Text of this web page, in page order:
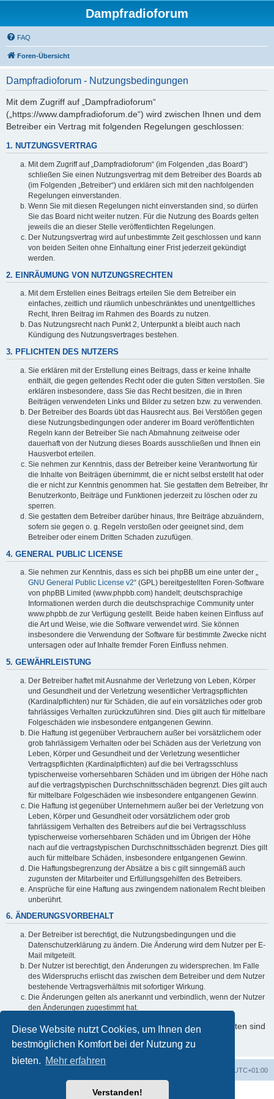
Diese Website nutzt Cookies, um Ihnen den
bestmöglichen Komfort bei der Nutzung zu
bieten. Mehr erfahren
Verstanden!
Dampfradioforum
FAQ
Foren-Übersicht
Dampfradioforum - Nutzungsbedingungen
Mit dem Zugriff auf „Dampfradioforum“
(„https://www.dampfradioforum.de“) wird zwischen Ihnen und dem
Betreiber ein Vertrag mit folgenden Regelungen geschlossen:
1. NUTZUNGSVERTRAG
Mit dem Zugriff auf „Dampfradioforum“ (im Folgenden „das Board“)
schließen Sie einen Nutzungsvertrag mit dem Betreiber des Boards ab
(im Folgenden „Betreiber“) und erklären sich mit den nachfolgenden
Regelungen einverstanden.
Wenn Sie mit diesen Regelungen nicht einverstanden sind, so dürfen
Sie das Board nicht weiter nutzen. Für die Nutzung des Boards gelten
jeweils die an dieser Stelle veröffentlichten Regelungen.
Der Nutzungsvertrag wird auf unbestimmte Zeit geschlossen und kann
von beiden Seiten ohne Einhaltung einer Frist jederzeit gekündigt
werden.
2. EINRÄUMUNG VON NUTZUNGSRECHTEN
Mit dem Erstellen eines Beitrags erteilen Sie dem Betreiber ein
einfaches, zeitlich und räumlich unbeschränktes und unentgeltliches
Recht, Ihren Beitrag im Rahmen des Boards zu nutzen.
Das Nutzungsrecht nach Punkt 2, Unterpunkt a bleibt auch nach
Kündigung des Nutzungsvertrages bestehen.
3. PFLICHTEN DES NUTZERS
Sie erklären mit der Erstellung eines Beitrags, dass er keine Inhalte
enthält, die gegen geltendes Recht oder die guten Sitten verstoßen. Sie
erklären insbesondere, dass Sie das Recht besitzen, die in Ihren
Beiträgen verwendeten Links und Bilder zu setzen bzw. zu verwenden.
Der Betreiber des Boards übt das Hausrecht aus. Bei Verstößen gegen
diese Nutzungsbedingungen oder anderer im Board veröffentlichten
Regeln kann der Betreiber Sie nach Abmahnung zeitweise oder
dauerhaft von der Nutzung dieses Boards ausschließen und Ihnen ein
Hausverbot erteilen.
Sie nehmen zur Kenntnis, dass der Betreiber keine Verantwortung für
die Inhalte von Beiträgen übernimmt, die er nicht selbst erstellt hat oder
die er nicht zur Kenntnis genommen hat. Sie gestatten dem Betreiber, Ihr
Benutzerkonto, Beiträge und Funktionen jederzeit zu löschen oder zu
sperren.
Sie gestatten dem Betreiber darüber hinaus, Ihre Beiträge abzuändern,
sofern sie gegen o. g. Regeln verstoßen oder geeignet sind, dem
Betreiber oder einem Dritten Schaden zuzufügen.
4. GENERAL PUBLIC LICENSE
Sie nehmen zur Kenntnis, dass es sich bei phpBB um eine unter der „
GNU General Public License v2“ (GPL) bereitgestellten Foren-Software
von phpBB Limited (www.phpbb.com) handelt; deutschsprachige
Informationen werden durch die deutschsprachige Community unter
www.phpbb.de zur Verfügung gestellt. Beide haben keinen Einfluss auf
die Art und Weise, wie die Software verwendet wird. Sie können
insbesondere die Verwendung der Software für bestimmte Zwecke nicht
untersagen oder auf Inhalte fremder Foren Einfluss nehmen.
5. GEWÄHRLEISTUNG
Der Betreiber haftet mit Ausnahme der Verletzung von Leben, Körper
und Gesundheit und der Verletzung wesentlicher Vertragspflichten
(Kardinalpflichten) nur für Schäden, die auf ein vorsätzliches oder grob
fahrlässiges Verhalten zurückzuführen sind. Dies gilt auch für mittelbare
Folgeschäden wie insbesondere entgangenen Gewinn.
Die Haftung ist gegenüber Verbrauchern außer bei vorsätzlichem oder
grob fahrlässigem Verhalten oder bei Schäden aus der Verletzung von
Leben, Körper und Gesundheit und der Verletzung wesentlicher
Vertragspflichten (Kardinalpflichten) auf die bei Vertragsschluss
typischerweise vorhersehbaren Schäden und im übrigen der Höhe nach
auf die vertragstypischen Durchschnittsschäden begrenzt. Dies gilt auch
für mittelbare Folgeschäden wie insbesondere entgangenen Gewinn.
Die Haftung ist gegenüber Unternehmern außer bei der Verletzung von
Leben, Körper und Gesundheit oder vorsätzlichem oder grob
fahrlässigem Verhalten des Betreibers auf die bei Vertragsschluss
typischerweise vorhersehbaren Schäden und im Übrigen der Höhe
nach auf die vertragstypischen Durchschnittsschäden begrenzt. Dies gilt
auch für mittelbare Schäden, insbesondere entgangenen Gewinn.
Die Haftungsbegrenzung der Absätze a bis c gilt sinngemäß auch
zugunsten der Mitarbeiter und Erfüllungsgehilfen des Betreibers.
Ansprüche für eine Haftung aus zwingendem nationalem Recht bleiben
unberührt.
6. ÄNDERUNGSVORBEHALT
Der Betreiber ist berechtigt, die Nutzungsbedingungen und die
Datenschutzerklärung zu ändern. Die Änderung wird dem Nutzer per E-
Mail mitgeteilt.
Der Nutzer ist berechtigt, den Änderungen zu widersprechen. Im Falle
des Widerspruchs erlischt das zwischen dem Betreiber und dem Nutzer
bestehende Vertragsverhältnis mit sofortiger Wirkung.
Die Änderungen gelten als anerkannt und verbindlich, wenn der Nutzer
den Änderungen zugestimmt hat.
Informationen über den Umgang mit Ihren persönlichen Daten sind
in der Datenschutzerklärung enthalten.
UTC+01:00
Powered byphpBB® Forum Software © phpBB Limited